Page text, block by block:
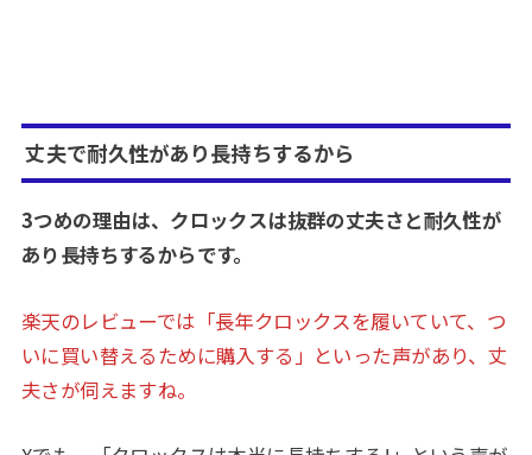
丈夫で耐久性があり長持ちするから
3つめの理由は、クロックスは抜群の丈夫さと耐久性が
あり長持ちするからです。
楽天のレビューでは「長年クロックスを履いていて、つ
いに買い替えるために購入する」といった声があり、丈
夫さが伺えますね。